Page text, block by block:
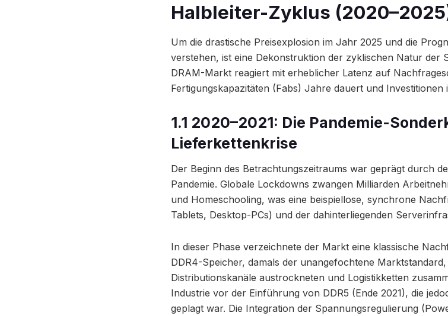
Halbleiter-Zyklus
Um die drastische Preisexplosion im Jahr 2025 und die
verstehen, ist eine Dekonstruktion der zyklischen Natur der
DRAM-Markt reagiert mit erheblicher Latenz auf
Fertigungskapazitäten (Fabs) Jahre dauert und
1.1 2020–2021: Die Pandemie-
Lieferkettenkrise
Der Beginn des Betrachtungszeitraums war geprägt durch
Pandemie. Globale Lockdowns zwangen Milliarden
und Homeschooling, was eine beispiellose, synchrone
Tablets, Desktop-PCs) und der dahinterliegenden
In dieser Phase verzeichnete der Markt eine klassische
DDR4-Speicher, damals der unangefochtene
Distributionskanäle austrockneten und Logistikketten
Industrie vor der Einführung von DDR5 (Ende 2021), die
geplagt war. Die Integration der Spannungsregulierung